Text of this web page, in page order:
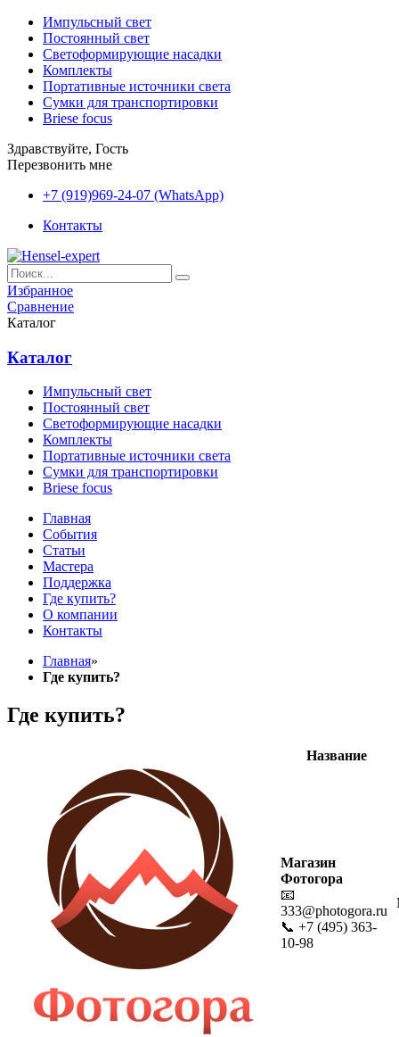
Импульсный свет
Постоянный свет
Светоформирующие насадки
Комплекты
Портативные источники света
Сумки для транспортировки
Briese focus
Здравствуйте, Гость
Перезвонить мне
+7 (919)969-24-07 (WhatsApp)
Контакты
Избранное
Сравнение
Каталог
Каталог
Импульсный свет
Постоянный свет
Светоформирующие насадки
Комплекты
Портативные источники света
Сумки для транспортировки
Briese focus
Главная
События
Статьи
Мастера
Поддержка
Где купить?
О компании
Контакты
Главная»
Где купить?
Где купить?
Название
Магазин
Фотогора
📧
333@photogora.ru
📞 +7 (495) 363-
10-98